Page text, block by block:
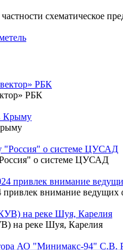
схематическое
РБК
о системе ЦУСАД
привлек внимание
на реке Шуя, Карелия